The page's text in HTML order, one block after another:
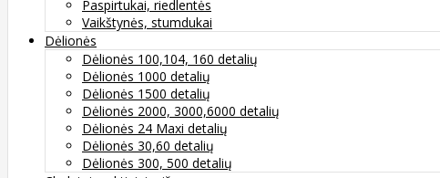
Paspirtukai, riedlentės
Vaikštynės, stumdukai
Dėlionės
Dėlionės 100,104, 160 detalių
Dėlionės 1000 detalių
Dėlionės 1500 detalių
Dėlionės 2000, 3000,6000 detalių
Dėlionės 24 Maxi detalių
Dėlionės 30,60 detalių
Dėlionės 300, 500 detalių